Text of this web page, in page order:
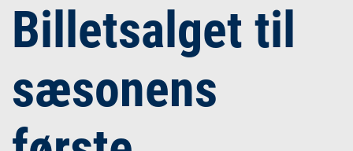
Billetsalget til
sæsonens